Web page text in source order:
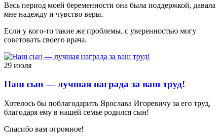
Весь период моей беременности она была поддержкой, давала
мне надежду и чувство веры.
Если у кого-то такие же проблемы, с уверенностью могу
советовать своего врача.
29 июля
Наш сын — лучшая награда за ваш труд!
Хотелось бы поблагодарить Ярослава Игоревичу за его труд,
благодаря ему в нашей семье родился сын!
Спасибо вам огромное!